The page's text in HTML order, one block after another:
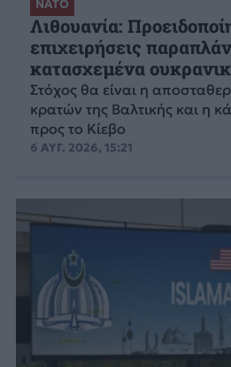
ΝΑΤΟ
Λιθουανία:
επιχειρήσεις
κατασχεμένα
Στόχος θα είναι η
κρατών της Βαλτικής και η
προς το Κίεβο
6 ΑΥΓ. 2026, 15:21